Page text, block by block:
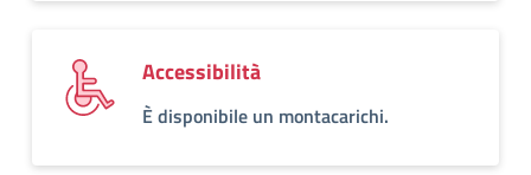
Accessibilità
È disponibile un montacarichi.